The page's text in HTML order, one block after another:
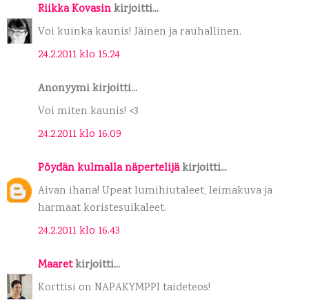
Riikka Kovasinkirjoitti...
Voi kuinka kaunis! Jäinen ja rauhallinen.
24.2.2011 klo 15.24
Anonyymi kirjoitti...
Voi miten kaunis! <3
24.2.2011 klo 16.09
Pöydän kulmalla näpertelijäkirjoitti...
Aivan ihana! Upeat lumihiutaleet, leimakuva ja
harmaat koristesuikaleet.
24.2.2011 klo 16.43
Maaretkirjoitti...
Korttisi on NAPAKYMPPI taideteos!